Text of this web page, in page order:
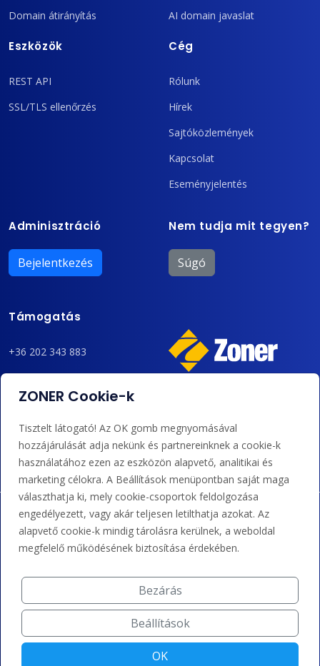
Domain átirányítás
AI domain javaslat
Eszközök
REST API
SSL/TLS ellenőrzés
Cég
Rólunk
Hírek
Sajtóközlemények
Kapcsolat
Eseményjelentés
Adminisztráció
Bejelentkezés
Nem tudja mit tegyen?
Súgó
Támogatás
+36 202 343 883
admin@zoner.hu
átutalást és kreditet.
ZONER Cookie-k
Tisztelt látogató! Az OK gomb megnyomásával
hozzájárulását adja nekünk és partnereinknek a cookie-k
használatához ezen az eszközön alapvető, analitikai és
marketing célokra. A Beállítások menüpontban saját maga
választhatja ki, mely cookie-csoportok feldolgozása
engedélyezett, vagy akár teljesen letilthatja azokat. Az
alapvető cookie-k mindig tárolásra kerülnek, a weboldal
megfelelő működésének biztosítása érdekében.
Bezárás
Beállítások
OK